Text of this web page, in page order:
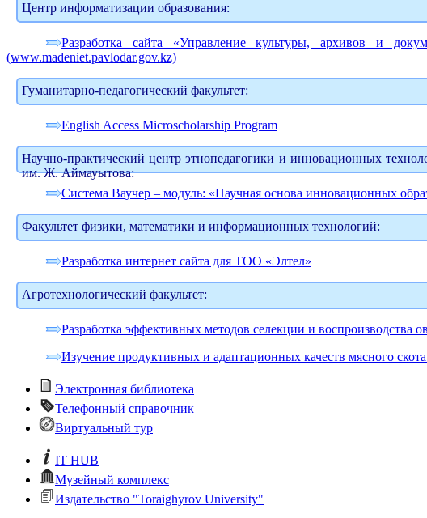
Центр информатизации образования:
Разработка сайта «Управление культуры, архивов и
(www.madeniet.pavlodar.gov.kz)
Гуманитарно-педагогический факультет:
English Access Microscholarship Program
Научно-практический центр этнопедагогики и инновационных
им. Ж. Аймауытова:
Система Ваучер – модуль: «Научная основа инновационных
Факультет физики, математики и информационных технологий:
Разработка интернет сайта для ТОО «Элтел»
Агротехнологический факультет:
Разработка эффективных методов селекции и
Изучение продуктивных и адаптационных качеств мясного
Электронная библиотека
Телефонный справочник
Виртуальный тур
IT HUB
Музейный комплекс
Издательство "Toraighyrov University"